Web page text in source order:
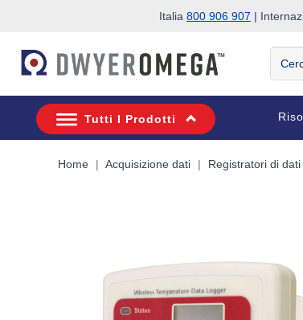
Italia 800 906 907 |
Cerca
Tutti I Prodotti
Home Acquisizione dati Registratori di dati